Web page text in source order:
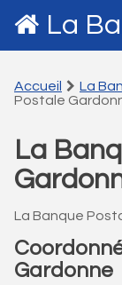
La
Accueil La
Postale
La
La Banque
Gardonne